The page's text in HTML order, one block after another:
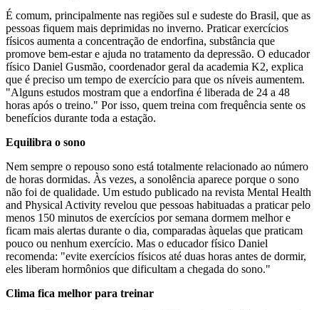
É comum, principalmente nas regiões sul e sudeste do Brasil, que as
pessoas fiquem mais deprimidas no inverno. Praticar exercícios
físicos aumenta a concentração de endorfina, substância que
promove bem-estar e ajuda no tratamento da depressão. O educador
físico Daniel Gusmão, coordenador geral da academia K2, explica
que é preciso um tempo de exercício para que os níveis aumentem.
"Alguns estudos mostram que a endorfina é liberada de 24 a 48
horas após o treino." Por isso, quem treina com frequência sente os
benefícios durante toda a estação.
Equilibra o sono
Nem sempre o repouso sono está totalmente relacionado ao número
de horas dormidas. Às vezes, a sonolência aparece porque o sono
não foi de qualidade. Um estudo publicado na revista Mental Health
and Physical Activity revelou que pessoas habituadas a praticar pelo
menos 150 minutos de exercícios por semana dormem melhor e
ficam mais alertas durante o dia, comparadas àquelas que praticam
pouco ou nenhum exercício. Mas o educador físico Daniel
recomenda: "evite exercícios físicos até duas horas antes de dormir,
eles liberam hormônios que dificultam a chegada do sono."
Clima fica melhor para treinar